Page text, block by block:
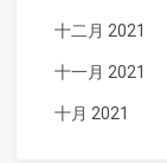
十二月 2021
十一月 2021
十月 2021